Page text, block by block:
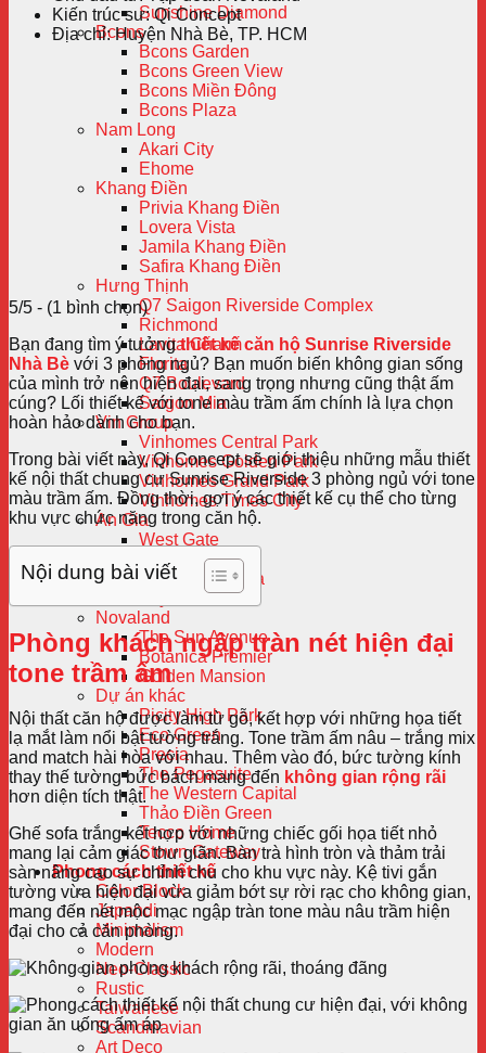
Sunshine Diamond
Bcons
Bcons Garden
Bcons Green View
Bcons Miền Đông
Bcons Plaza
Nam Long
Akari City
Ehome
Khang Điền
Privia Khang Điền
Lovera Vista
Jamila Khang Điền
Safira Khang Điền
Hưng Thịnh
Q7 Saigon Riverside Complex
Richmond
Lavita Charm
Florita
Q7 Boulevard
Saigon Mia
Vin Group
Vinhomes Central Park
Vinhomes Golden Park
Vinhomes Grand Park
Vinhomes Times City
An Gia
West Gate
An Gia Garden
River Panorama
Novaland
The Sun Avenue
Botanica Premier
Golden Mansion
Dự án khác
Picity High Park
Eco Green
Precia
The Pegasuite
The Western Capital
Thảo Điền Green
Tecco Home
Stown Gateway
Phong cách thiết kế
Color Block
Japandi
Minimalism
Modern
Neo-Classic
Rustic
Taiwanese
Scandinavian
Art Deco
Kiến trúc sư:Qi Concept
Địa chỉ:Huyện Nhà Bè, TP. HCM
5/5 - (1 bình chọn)
Bạn đang tìm ý tưởngthiết kế căn hộ Sunrise Riverside
Nhà Bè với 3 phòng ngủ? Bạn muốn biến không gian sống
của mình trở nên hiện đại, sang trọng nhưng cũng thật ấm
cúng? Lối thiết kế với tone màu trầm ấm chính là lựa chọn
hoàn hảo dành cho bạn.
Trong bài viết này, Qi Concept sẽ giới thiệu những mẫu thiết
kế nội thất chung cư Sunrise Riverside 3 phòng ngủ với tone
màu trầm ấm. Đồng thời, gợi ý các thiết kế cụ thể cho từng
khu vực chức năng trong căn hộ.
Nội dung bài viết
Phòng khách ngập tràn nét hiện đại
tone trầm ấm
Nội thất căn hộ được làm từ gỗ, kết hợp với những họa tiết
lạ mắt làm nổi bật tường trắng. Tone trầm ấm nâu – trắng mix
and match hài hòa với nhau. Thêm vào đó, bức tường kính
thay thế tường bức bách mang đến không gian rộng rãi
hơn diện tích thật.
Ghế sofa trắng kết hợp với những chiếc gối họa tiết nhỏ
mang lại cảm giác thư giãn. Bàn trà hình tròn và thảm trải
sàn nâng cao sự chỉnh chu cho khu vực này. Kệ tivi gắn
tường vừa hiện đại vừa giảm bớt sự rời rạc cho không gian,
mang đến nét mộc mạc ngập tràn tone màu nâu trầm hiện
đại cho cả căn phòng.